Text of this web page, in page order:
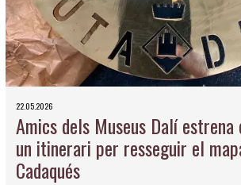
22.05.2026
Amics dels Museus Dalí
un itinerari per resseguir el
Cadaqués